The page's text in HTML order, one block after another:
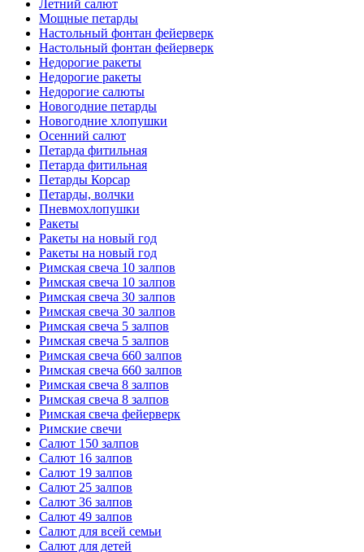
Летний салют
Мощные петарды
Настольный фонтан фейерверк
Настольный фонтан фейерверк
Недорогие ракеты
Недорогие ракеты
Недорогие салюты
Новогодние петарды
Новогодние хлопушки
Осенний салют
Петарда фитильная
Петарда фитильная
Петарды Корсар
Петарды, волчки
Пневмохлопушки
Ракеты
Ракеты на новый год
Ракеты на новый год
Римская свеча 10 залпов
Римская свеча 10 залпов
Римская свеча 30 залпов
Римская свеча 30 залпов
Римская свеча 5 залпов
Римская свеча 5 залпов
Римская свеча 660 залпов
Римская свеча 660 залпов
Римская свеча 8 залпов
Римская свеча 8 залпов
Римская свеча фейерверк
Римские свечи
Салют 150 залпов
Салют 16 залпов
Салют 19 залпов
Салют 25 залпов
Салют 36 залпов
Салют 49 залпов
Салют для всей семьи
Салют для детей